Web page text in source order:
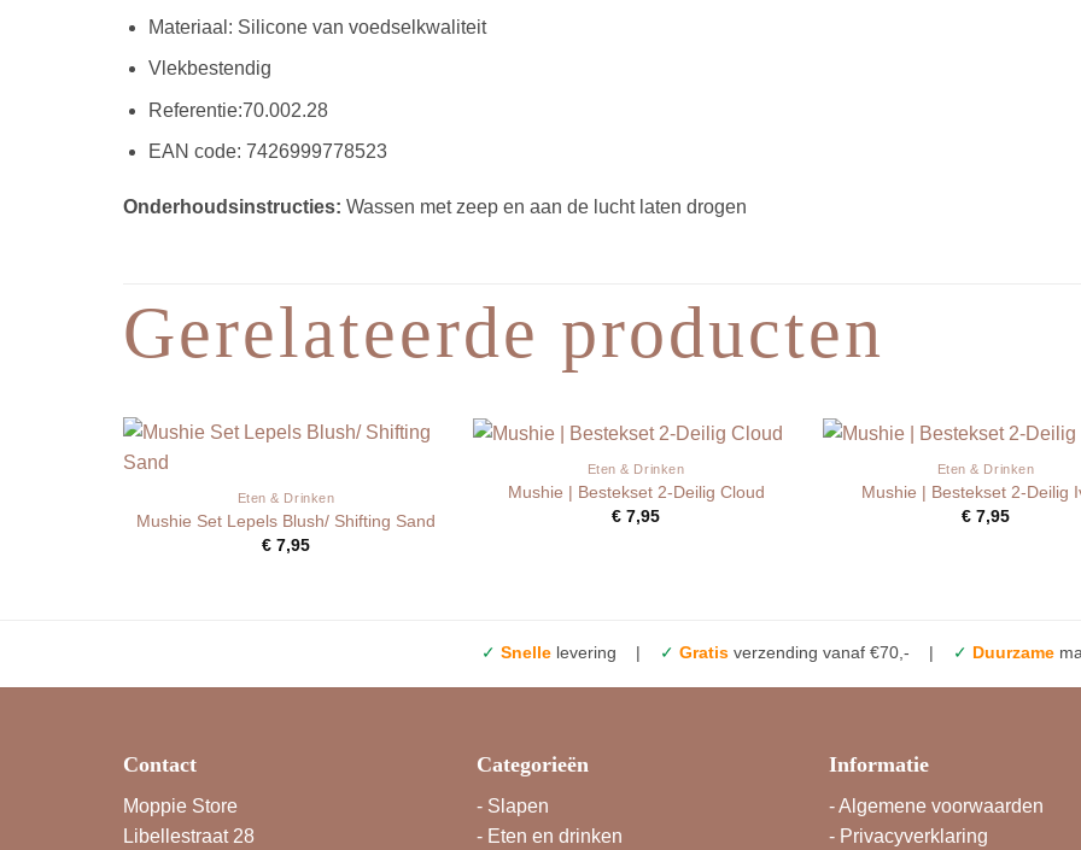
Materiaal: Silicone van voedselkwaliteit
Vlekbestendig
Referentie:70.002.28
EAN code: 7426999778523
Onderhoudsinstructies: Wassen met zeep en aan de lucht laten drogen
Gerelateerde producten
Eten & Drinken
Mushie Set Lepels Blush/ Shifting Sand
€ 7,95
Eten & Drinken
Mushie | Bestekset 2-Deilig Cloud
€ 7,95
Eten & Drinken
Mushie | Bestekset 2-Deilig
€ 7,95
✓ Snelle levering | ✓ Gratis verzending vanaf €70,- | ✓ Duurzame
Contact
Moppie Store
Libellestraat 28
Categorieën
- Slapen
- Eten en drinken
Informatie
-Algemene voorwaarden
- Privacyverklaring